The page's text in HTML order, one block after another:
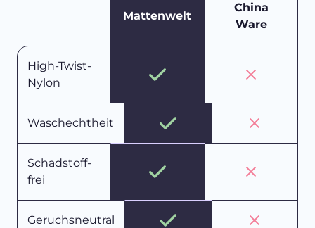
Mattenwelt
China
Ware
High-Twist-
Nylon
Waschechtheit
Schadstoff-
frei
Geruchsneutral